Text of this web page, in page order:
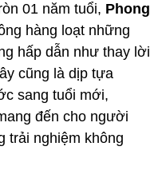
01 năm tuổi, Phong
hàng loạt những
hấp dẫn như thay lời
cũng là dịp tựa
sang tuổi mới,
đến cho người
trải nghiệm không